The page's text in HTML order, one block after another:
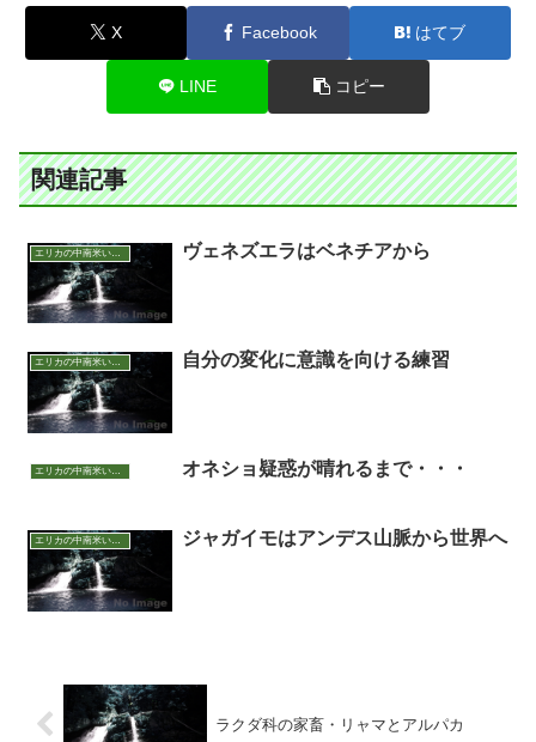
X Facebook はてブ
LINE コピー
関連記事
エリカの中南米いまむかし ヴェネズエラはベネチアから
エリカの中南米いまむかし 自分の変化に意識を向ける練習
エリカの中南米いまむかし オネショ疑惑が晴れるまで・・・
エリカの中南米いまむかし ジャガイモはアンデス山脈から世界へ
ラクダ科の家畜・リャマとアルパカ